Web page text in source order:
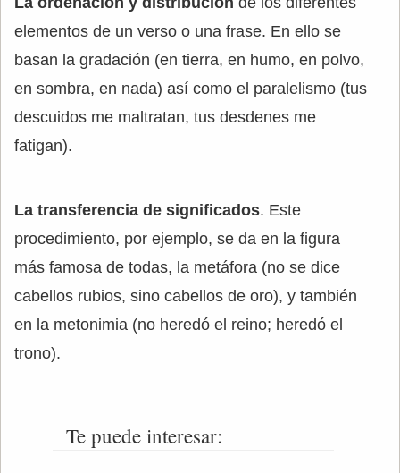
elementos de un verso o una frase. En ello se
basan la gradación (en tierra, en humo, en polvo,
en sombra, en nada) así como el paralelismo (tus
descuidos me maltratan, tus desdenes me
fatigan).
La transferencia de significados. Este
procedimiento, por ejemplo, se da en la figura
más famosa de todas, la metáfora (no se dice
cabellos rubios, sino cabellos de oro), y también
en la metonimia (no heredó el reino; heredó el
trono).
Te puede interesar: